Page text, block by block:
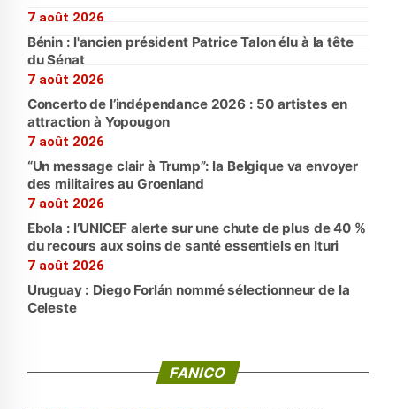
7 août 2026
Bénin : l'ancien président Patrice Talon élu à la tête
du Sénat
7 août 2026
Concerto de l’indépendance 2026 : 50 artistes en
attraction à Yopougon
7 août 2026
“Un message clair à Trump”: la Belgique va envoyer
des militaires au Groenland
7 août 2026
Ebola : l’UNICEF alerte sur une chute de plus de 40 %
du recours aux soins de santé essentiels en Ituri
7 août 2026
Uruguay : Diego Forlán nommé sélectionneur de la
Celeste
FANICO